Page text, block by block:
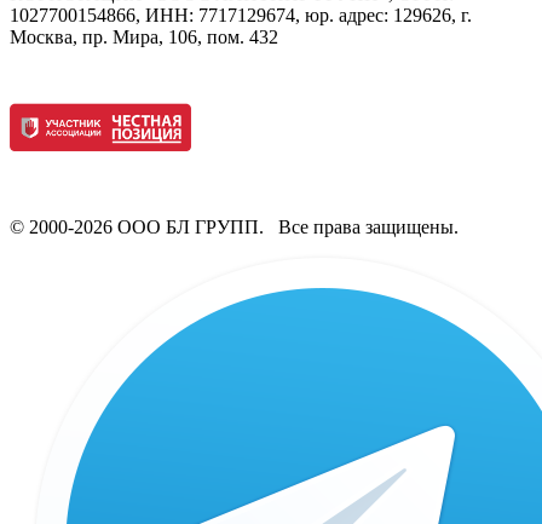
1027700154866, ИНН: 7717129674, юр. адрес: 129626, г.
Москва, пр. Мира, 106, пом. 432
© 2000-2026 ООО БЛ ГРУПП. Все права защищены.